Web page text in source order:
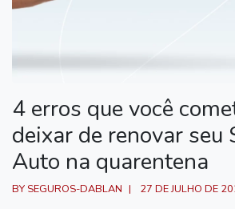
4 erros que você
deixar de renovar seu
Auto na quarentena
BY SEGUROS-DABLAN 27 DE JULHO DE